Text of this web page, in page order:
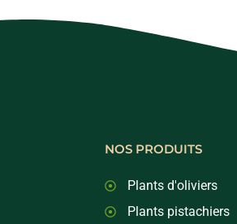
NOS PRODUITS
Plants d'oliviers
Plants pistachiers